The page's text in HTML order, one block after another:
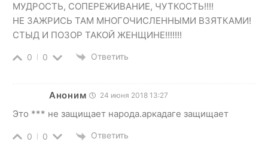
МУДРОСТЬ, СОПЕРЕЖИВАНИЕ, ЧУТКОСТЬ!!!!
НЕ ЗАЖРИСЬ ТАМ МНОГОЧИСЛЕННЫМИ ВЗЯТКАМИ!
СТЫД И ПОЗОР ТАКОЙ ЖЕНЩИНЕ!!!!!!!
0 0 Ответить
Аноним 24 июня 2018 13:27
Это *** не защищает народа.аркадаге защищает
0 0 Ответить